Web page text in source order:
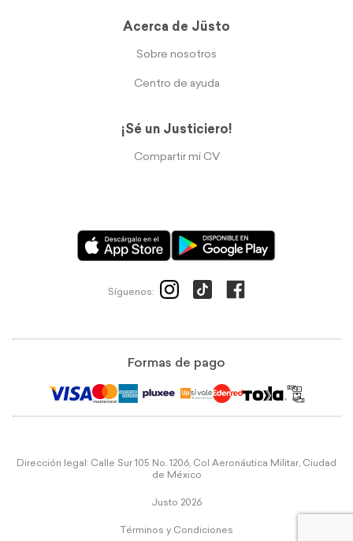
Acerca de Jüsto
Sobre nosotros
Centro de ayuda
¡Sé un Justiciero!
Compartir mi CV
Síguenos:
Formas de pago
Dirección legal: Calle Sur 105 No. 1206, Col Aeronáutica Militar, Ciudad
de México
Justo 2026
Términos y Condiciones